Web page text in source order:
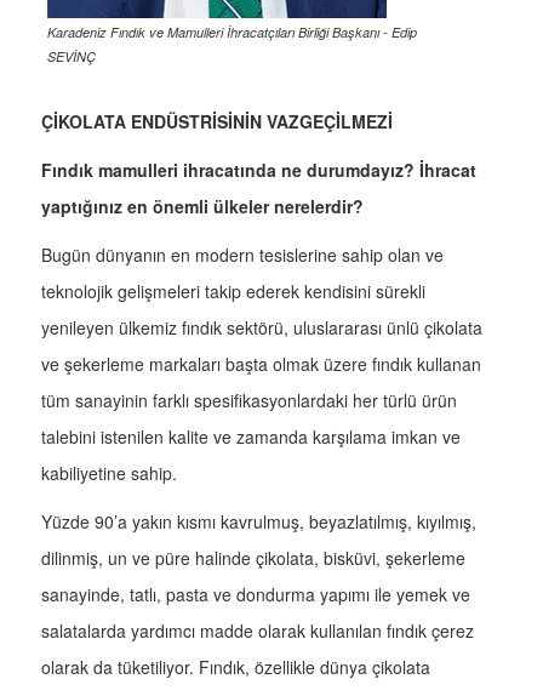
Karadeniz Fındık ve Mamulleri İhracatçıları Birliği Başkanı - Edip
SEVİNÇ
ÇİKOLATA ENDÜSTRİSİNİN VAZGEÇİLMEZİ
Fındık mamulleri ihracatında ne durumdayız? İhracat
yaptığınız en önemli ülkeler nerelerdir?
Bugün dünyanın en modern tesislerine sahip olan ve
teknolojik gelişmeleri takip ederek kendisini sürekli
yenileyen ülkemiz fındık sektörü, uluslararası ünlü çikolata
ve şekerleme markaları başta olmak üzere fındık kullanan
tüm sanayinin farklı spesifikasyonlardaki her türlü ürün
talebini istenilen kalite ve zamanda karşılama imkan ve
kabiliyetine sahip.
Yüzde 90’a yakın kısmı kavrulmuş, beyazlatılmış, kıyılmış,
dilinmiş, un ve püre halinde çikolata, bisküvi, şekerleme
sanayinde, tatlı, pasta ve dondurma yapımı ile yemek ve
salatalarda yardımcı madde olarak kullanılan fındık çerez
olarak da tüketiliyor. Fındık, özellikle dünya çikolata